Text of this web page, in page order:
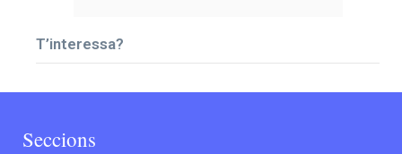
T’interessa?
Seccions